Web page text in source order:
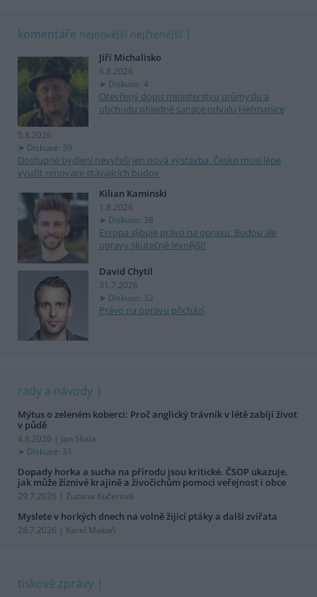
komentáře nejnovější nejčtenější
Jiří Michalisko
6.8.2026
Diskuse: 4
Otevřený dopis ministerstvu průmyslu a
obchodu ohledně sanace odvalu Heřmanice
5.8.2026
Diskuse: 39
Dostupné bydlení nevyřeší jen nová výstavba. Česko musí lépe
využít renovace stávajících budov
Kilian Kaminski
1.8.2026
Diskuse: 38
Evropa slibuje právo na opravu. Budou ale
opravy skutečně levnější?
David Chytil
31.7.2026
Diskuse: 32
Právo na opravu přichází
rady a návody
Mýtus o zeleném koberci: Proč anglický trávník v létě zabíjí život
v půdě
4.8.2026 | Jan Skala
Diskuse: 31
Dopady horka a sucha na přírodu jsou kritické. ČSOP ukazuje,
jak může žíznivé krajině a živočichům pomoci veřejnost i obce
29.7.2026 | Zuzana Kučerová
Myslete v horkých dnech na volně žijící ptáky a další zvířata
28.7.2026 | Karel Makoň
tiskové zprávy